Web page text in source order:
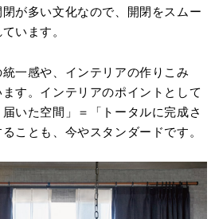
が多い文化なので、開閉をスムー
います。
一感や、インテリアの作りこみ
す。インテリアのポイントとして
いた空間」＝「トータルに完成さ
ことも、今やスタンダードです。